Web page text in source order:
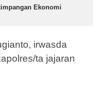
Ekonomi
irwasda
ta jajaran